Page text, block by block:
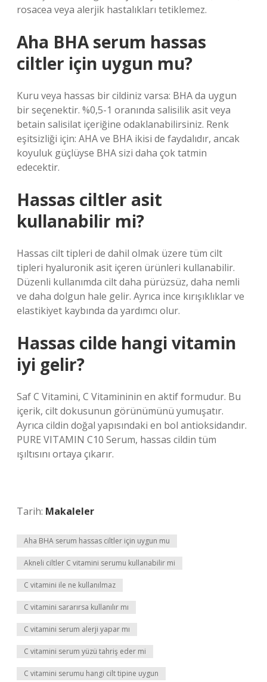
rosacea veya alerjik hastalıkları tetiklemez.
Aha BHA serum hassas
ciltler için uygun mu?
Kuru veya hassas bir cildiniz varsa: BHA da uygun
bir seçenektir. %0,5-1 oranında salisilik asit veya
betain salisilat içeriğine odaklanabilirsiniz. Renk
eşitsizliği için: AHA ve BHA ikisi de faydalıdır, ancak
koyuluk güçlüyse BHA sizi daha çok tatmin
edecektir.
Hassas ciltler asit
kullanabilir mi?
Hassas cilt tipleri de dahil olmak üzere tüm cilt
tipleri hyaluronik asit içeren ürünleri kullanabilir.
Düzenli kullanımda cilt daha pürüzsüz, daha nemli
ve daha dolgun hale gelir. Ayrıca ince kırışıklıklar ve
elastikiyet kaybında da yardımcı olur.
Hassas cilde hangi vitamin
iyi gelir?
Saf C Vitamini, C Vitamininin en aktif formudur. Bu
içerik, cilt dokusunun görünümünü yumuşatır.
Ayrıca cildin doğal yapısındaki en bol antioksidandır.
PURE VITAMIN C10 Serum, hassas cildin tüm
ışıltısını ortaya çıkarır.
Tarih: Makaleler
Aha BHA serum hassas ciltler için uygun mu
Akneli ciltler C vitamini serumu kullanabilir mi
C vitamini ile ne kullanılmaz
C vitamini sararırsa kullanılır mı
C vitamini serum alerji yapar mı
C vitamini serum yüzü tahriş eder mi
C vitamini serumu hangi cilt tipine uygun